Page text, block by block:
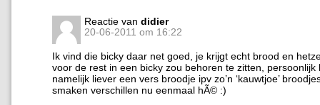
Reactie van didier
20-06-2011 om 16:22
Ik vind die bicky daar net goed, je krijgt echt brood en
voor de rest in een bicky zou behoren te zitten, persoonlijk
namelijk liever een vers broodje ipv zo’n ‘kauwtjoe’
smaken verschillen nu eenmaal hÃ© :)